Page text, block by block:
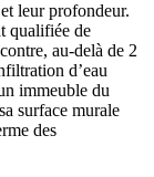
leur profondeur.
qualifiée de
au-delà de 2
d’eau
immeuble du
surface murale
des